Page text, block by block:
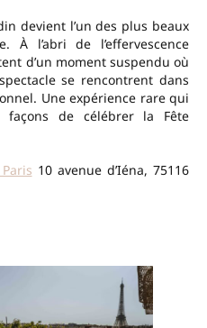
devient l’un des plus beaux
À l’abri de l’effervescence
d’un moment suspendu où
se rencontrent dans
Une expérience rare qui
de célébrer la Fête
10 avenue d’Iéna, 75116